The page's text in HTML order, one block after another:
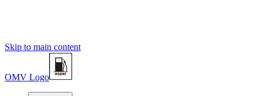
Skip to main content
OMV Logo